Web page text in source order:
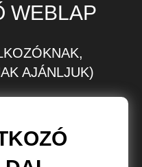
WEBLAP
AJÁNLJUK)